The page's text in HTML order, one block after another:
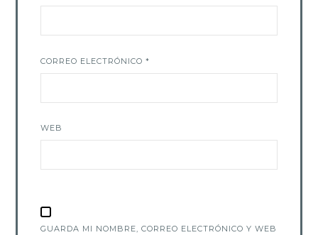
CORREO ELECTRÓNICO*
WEB
GUARDA MI NOMBRE, CORREO ELECTRÓNICO Y WEB